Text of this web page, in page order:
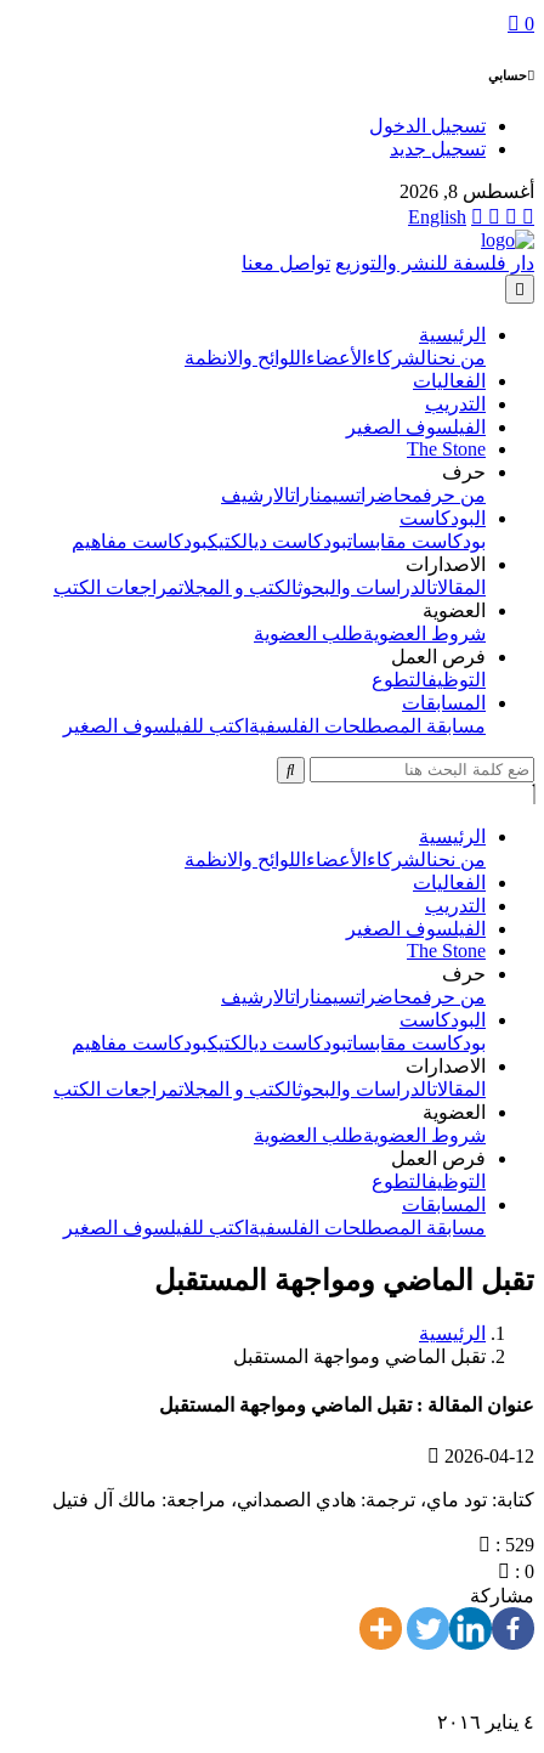
0
حسابي
تسجيل الدخول
تسجيل جديد
أغسطس 8, 2026
English
دار فلسفة للنشر والتوزيع تواصل معنا
الرئيسية
من نحنالشركاء الأعضاء اللوائح والانظمة
الفعاليات
التدريب
الفيلسوف الصغير
The Stone
حرف
من حرفمحاضراتسيمناراتالارشيف
البودكاست
بودكاست مقابساتبودكاست ديالكتيكبودكاست مفاهيم
الاصدارات
المقالاتالدراسات والبحوثالكتب و المجلاتمراجعات الكتب
العضوية
شروط العضويةطلب العضوية
فرص العمل
التوظيفالتطوع
المسابقات
مسابقة المصطلحات الفلسفية اكتب للفيلسوف الصغير
الرئيسية
من نحنالشركاء الأعضاء اللوائح والانظمة
الفعاليات
التدريب
الفيلسوف الصغير
The Stone
حرف
من حرفمحاضراتسيمناراتالارشيف
البودكاست
بودكاست مقابساتبودكاست ديالكتيكبودكاست مفاهيم
الاصدارات
المقالاتالدراسات والبحوثالكتب و المجلاتمراجعات الكتب
العضوية
شروط العضويةطلب العضوية
فرص العمل
التوظيفالتطوع
المسابقات
مسابقة المصطلحات الفلسفية اكتب للفيلسوف الصغير
تقبل الماضي ومواجهة المستقبل
الرئيسية
تقبل الماضي ومواجهة المستقبل
عنوان المقالة : تقبل الماضي ومواجهة المستقبل
2026-04-12
كتابة: تود ماي، ترجمة: هادي الصمداني، مراجعة: مالك آل فتيل
: 529
: 0
مشاركة
٤ يناير ٢٠١٦